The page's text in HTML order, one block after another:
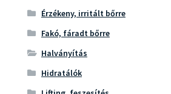
Érzékeny, irritált bőrre
Fakó, fáradt bőrre
Halványítás
Hidratálók